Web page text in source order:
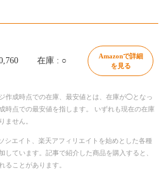
在庫 : ○
Amazonで詳細
を見る
作成時点での在庫、最安値とは、在庫が◯となっ
時点での最安値を指します。 いずれも現在の在庫
ません。
シエイト、楽天アフィリエイトを始めとした各種
しています。記事で紹介した商品を購入すると、
ることがあります。